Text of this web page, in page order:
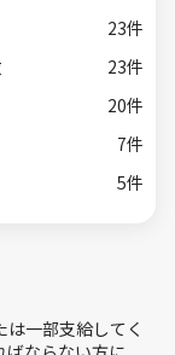
23件
23件
20件
7件
5件
は一部支給してく